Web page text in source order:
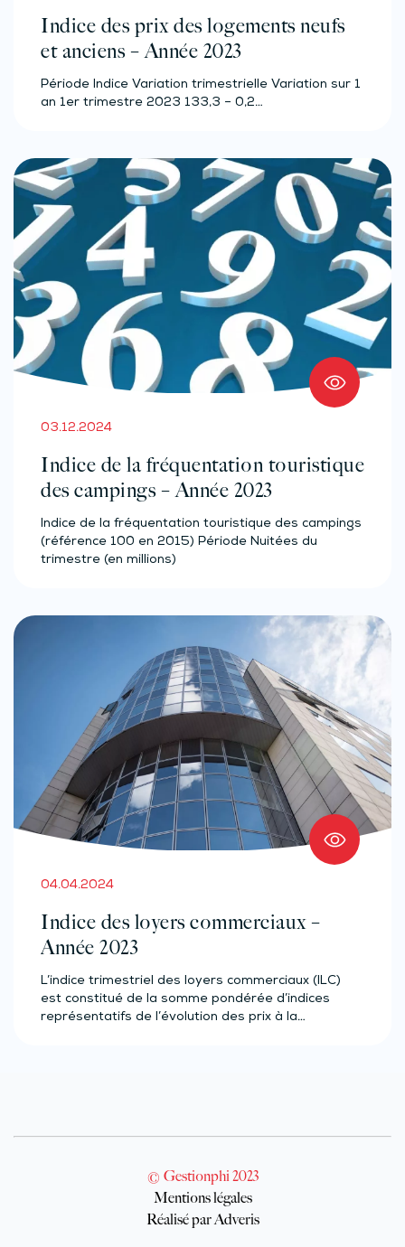
Indice des prix des logements neufs
et anciens – Année 2023
Période Indice Variation trimestrielle Variation sur 1
an 1er trimestre 2023 133,3 – 0,2…
03.12.2024
Indice de la fréquentation touristique
des campings – Année 2023
Indice de la fréquentation touristique des campings
(référence 100 en 2015) Période Nuitées du
trimestre (en millions)
04.04.2024
Indice des loyers commerciaux –
Année 2023
L’indice trimestriel des loyers commerciaux (ILC)
est constitué de la somme pondérée d’indices
représentatifs de l’évolution des prix à la…
© Gestionphi 2023
Mentions légales
Réalisé par Adveris